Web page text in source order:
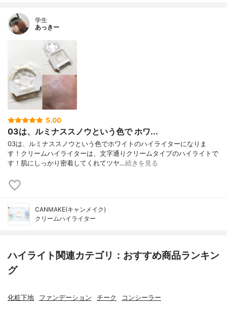
学生
あっきー
5.00
03は、ルミナススノウという色で ホワ...
03は、ルミナススノウという色でホワイトのハイライターになりま
す！クリームハイライターは、文字通りクリームタイプのハイライトで
す！肌にしっかり密着してくれてツヤ…続きを見る
CANMAKE(キャンメイク)
クリームハイライター
ハイライト関連カテゴリ：おすすめ商品ランキン
グ
化粧下地 ファンデーション チーク コンシーラー